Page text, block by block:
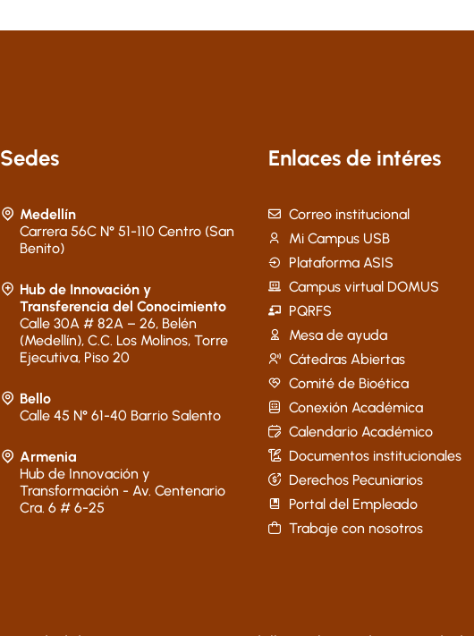
Sedes
Medellín
Carrera 56C N° 51-110 Centro (San
Benito)
Hub de Innovación y
Transferencia del Conocimiento
Calle 30A # 82A – 26, Belén
(Medellín), C.C. Los Molinos, Torre
Ejecutiva, Piso 20
Bello
Calle 45 N° 61-40 Barrio Salento
Armenia
Hub de Innovación y
Transformación - Av. Centenario
Cra. 6 # 6-25
Enlaces de intéres
Correo institucional
Mi Campus USB
Plataforma ASIS
Campus virtual DOMUS
PQRFS
Mesa de ayuda
Cátedras Abiertas
Comité de Bioética
Conexión Académica
Calendario Académico
Documentos institucionales
Derechos Pecuniarios
Portal del Empleado
Trabaje con nosotros